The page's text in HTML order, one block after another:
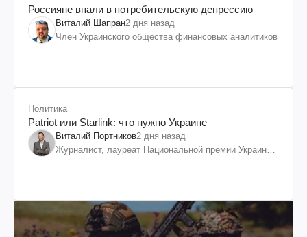
Россияне впали в потребительскую депрессию
Виталий Шапран2 дня назад
Член Украинского общества финансовых аналитиков
Политика
Patriot или Starlink: что нужно Украине
Виталий Портников2 дня назад
Журналист, лауреат Национальной премии Украины